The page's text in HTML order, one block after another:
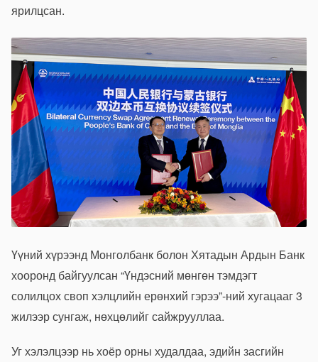
ярилцсан.
Үүний хүрээнд Монголбанк болон Хятадын Ардын Банк
хооронд байгуулсан “Үндэсний мөнгөн тэмдэгт
солилцох своп хэлцлийн ерөнхий гэрээ”-ний хугацааг 3
жилээр сунгаж, нөхцөлийг сайжрууллаа.
Уг хэлэлцээр нь хоёр орны худалдаа, эдийн засгийн